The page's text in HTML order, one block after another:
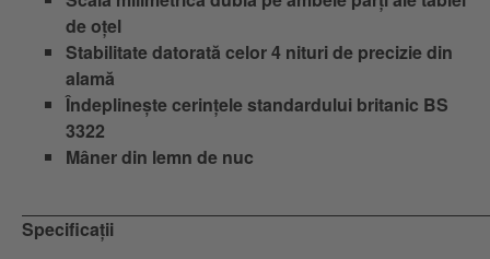
de oțel
Stabilitate datorată celor 4 nituri de precizie din
alamă
Îndeplinește cerințele standardului britanic BS
3322
Mâner din lemn de nuc
Specificații